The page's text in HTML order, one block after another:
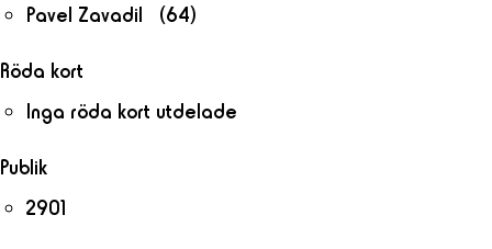
Pavel Zavadil (64)
Röda kort
Inga röda kort utdelade
Publik
2901